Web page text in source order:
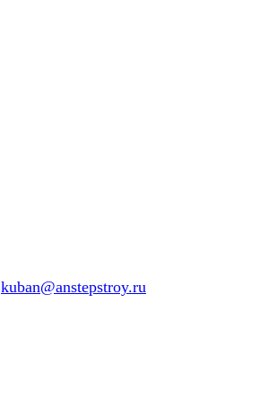
kuban@anstepstroy.ru